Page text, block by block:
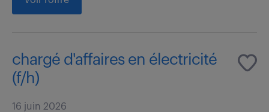
chargé d'affaires en électricité
(f/h)
16 juin 2026